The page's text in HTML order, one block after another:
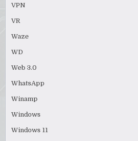
VPN
VR
Waze
WD
Web 3.0
WhatsApp
Winamp
Windows
Windows 11